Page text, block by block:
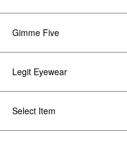
Gimme Five
Legit Eyewear
Select Item